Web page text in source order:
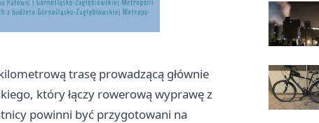
trasę prowadzącą głównie
który łączy rowerową wyprawę z
powinni być przygotowani na